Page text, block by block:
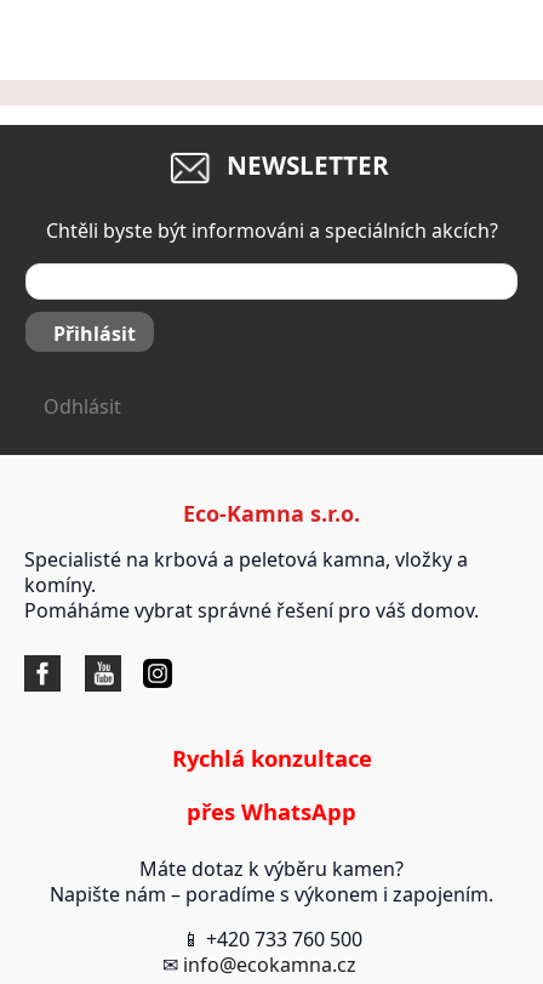
NEWSLETTER
Chtěli byste být informováni a speciálních akcích?
Přihlásit
Odhlásit
Eco-Kamna s.r.o.
Specialisté na krbová a peletová kamna, vložky a
komíny.
Pomáháme vybrat správné řešení pro váš domov.
Rychlá konzultace
přes WhatsApp
Máte dotaz k výběru kamen?
Napište nám – poradíme s výkonem i zapojením.
📱 +420 733 760 500
✉ info@ecokamna.cz